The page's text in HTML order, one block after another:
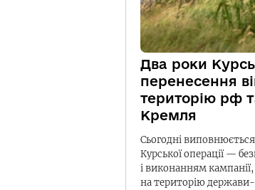
Два роки
перенесення
територію рф
Кремля
Сьогодні
Курської операції —
і виконанням кампанії,
на територію